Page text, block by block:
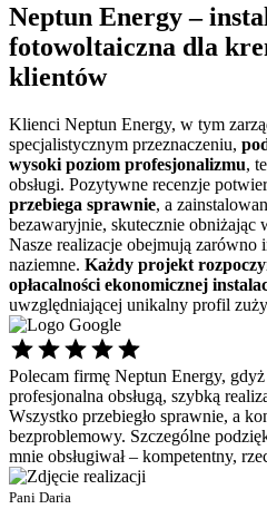
Neptun Energy –
fotowoltaiczna dla
klientów
Klienci Neptun Energy, w tym
specjalistycznym przeznaczeniu,
wysoki poziom profesjonalizmu,
obsługi. Pozytywne recenzje
przebiega sprawnie, a
bezawaryjnie, skutecznie obniżając
Nasze realizacje obejmują zarówno
naziemne. Każdy projekt
opłacalności ekonomicznej
uwzględniającej unikalny profil
Polecam firmę Neptun Energy,
profesjonalna obsługą, szybką
Wszystko przebiegło sprawnie, a
bezproblemowy. Szczególne
mnie obsługiwał – kompetentny,
Pani Daria